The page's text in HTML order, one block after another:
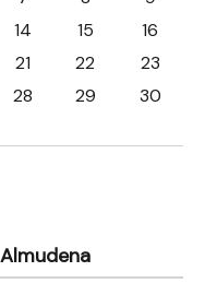
14 15
16
21 22
23
28 29
30